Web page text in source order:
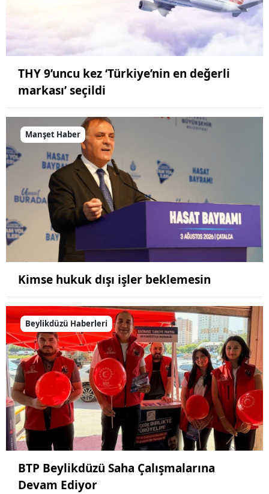
THY 9’uncu kez ‘Türkiye’nin en değerli
markası’ seçildi
Manşet Haber
Kimse hukuk dışı işler beklemesin
Beylikdüzü Haberleri
BTP Beylikdüzü Saha Çalışmalarına
Devam Ediyor